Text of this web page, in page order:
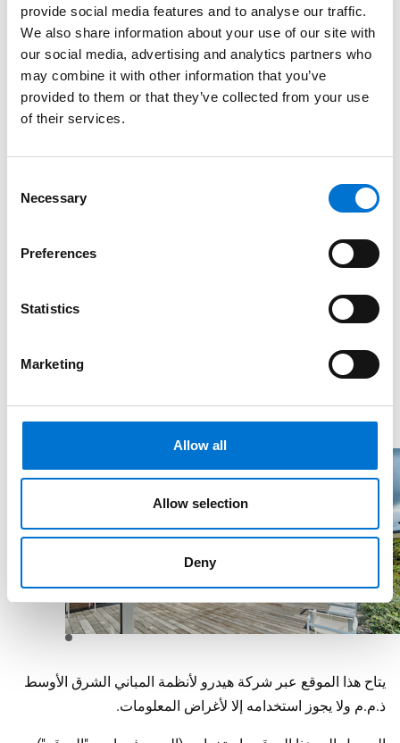
provide social media features and to analyse our traffic.
We also share information about your use of our site with
our social media, advertising and analytics partners who
may combine it with other information that you’ve
provided to them or that they’ve collected from your use
of their services.
Selection
Necessary
Preferences
Statistics
Marketing
Allow all
Allow selection
Deny
الشروط والأحكام
يتاح هذا الموقع عبر شركة هيدرو لأنظمة المباني الشرق الأوسط
ذ.م.م ولا يجوز استخدامه إلا لأغراض المعلومات.